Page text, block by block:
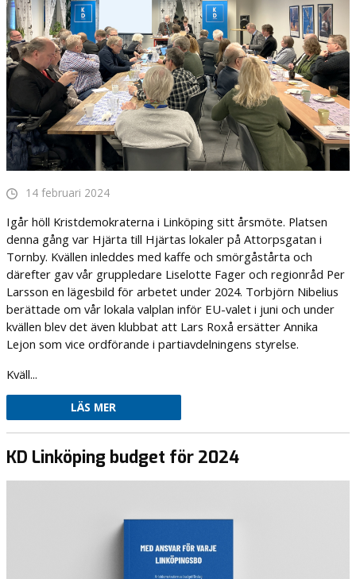
14 februari 2024
Igår höll Kristdemokraterna i Linköping sitt årsmöte. Platsen
denna gång var Hjärta till Hjärtas lokaler på Attorpsgatan i
Tornby. Kvällen inleddes med kaffe och smörgåstårta och
därefter gav vår gruppledare Liselotte Fager och regionråd Per
Larsson en lägesbild för arbetet under 2024. Torbjörn Nibelius
berättade om vår lokala valplan inför EU-valet i juni och under
kvällen blev det även klubbat att Lars Roxå ersätter Annika
Lejon som vice ordförande i partiavdelningens styrelse.
Kväll...
LÄS MER
KD Linköping budget för 2024